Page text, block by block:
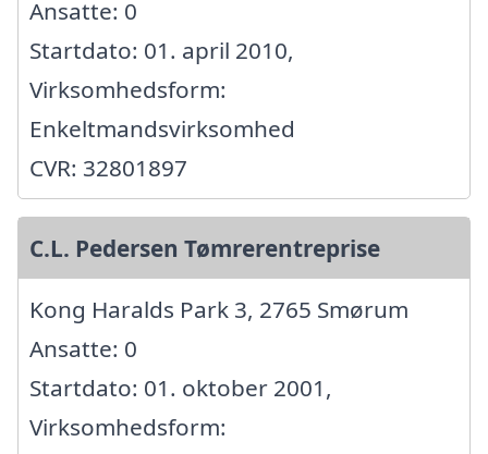
Ansatte: 0
Startdato: 01. april 2010,
Virksomhedsform:
Enkeltmandsvirksomhed
CVR: 32801897
C.L. Pedersen Tømrerentreprise
Kong Haralds Park 3, 2765 Smørum
Ansatte: 0
Startdato: 01. oktober 2001,
Virksomhedsform: